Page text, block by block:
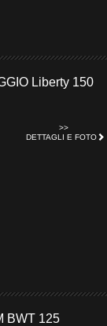
Liberty 150
>>
DETTAGLI E FOTO
BWT 125